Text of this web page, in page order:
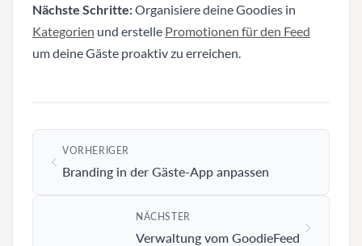
Nächste Schritte:Organisiere deine Goodies in
Kategorien und erstelle Promotionen für den Feed
um deine Gäste proaktiv zu erreichen.
VORHERIGER
Branding in der Gäste-App anpassen
NÄCHSTER
Verwaltung vom GoodieFeed